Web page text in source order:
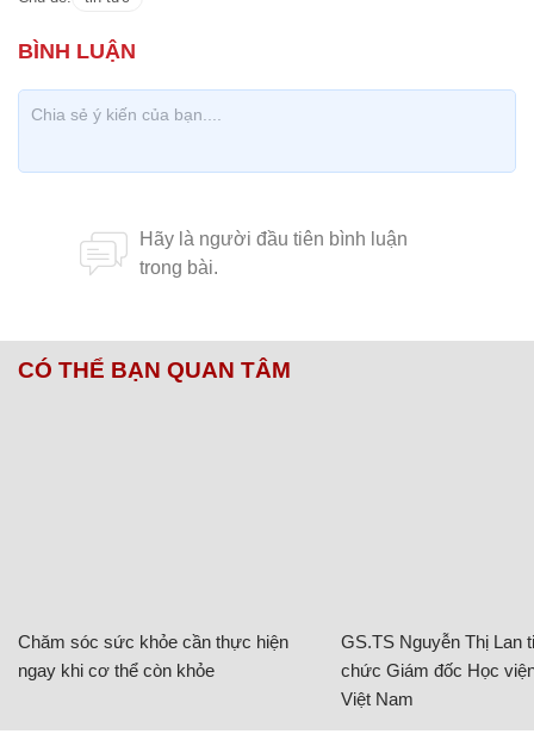
CÓ THỂ BẠN QUAN TÂM
Chăm sóc sức khỏe cần thực hiện
ngay khi cơ thể còn khỏe
GS.TS Nguyễn Thị Lan
chức Giám đốc Học
Việt Nam